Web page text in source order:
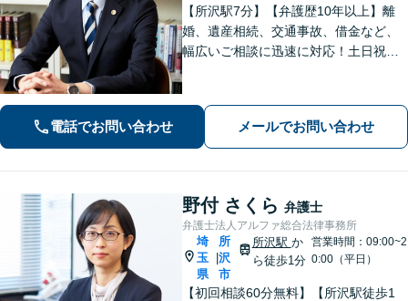
【所沢駅7分】【弁護歴10年以上】離
婚、遺産相続、交通事故、借金など、
幅広いご相談に迅速に対応！土日祝夜
ください！【初回相談無料】
電話でお問い合わせ メールでお問い合わせ
野付 さくら 弁護士
弁護士法人アルファ総合法律事務所
埼
玉
県
所
沢
市
所沢駅 か
ら徒歩1分
営業時間：09:00~2
0:00（平日）
【初回相談60分無料】【所沢駅徒歩1